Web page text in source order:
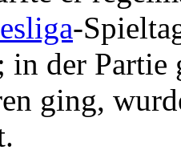
-
in der Partie
ging,